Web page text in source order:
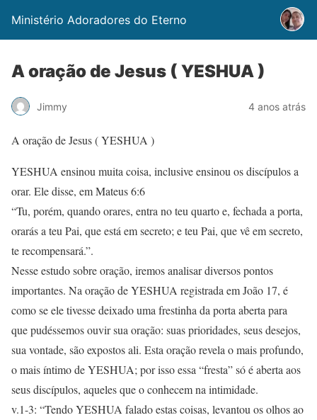
Ministério Adoradores do Eterno
A oração de Jesus ( YESHUA )
Jimmy 4 anos atrás
A oração de Jesus ( YESHUA )
YESHUA ensinou muita coisa, inclusive ensinou os discípulos a
orar. Ele disse, em Mateus 6:6
“Tu, porém, quando orares, entra no teu quarto e, fechada a porta,
orarás a teu Pai, que está em secreto; e teu Pai, que vê em secreto,
te recompensará.”.
Nesse estudo sobre oração, iremos analisar diversos pontos
importantes. Na oração de YESHUA registrada em João 17, é
como se ele tivesse deixado uma frestinha da porta aberta para
que pudéssemos ouvir sua oração: suas prioridades, seus desejos,
sua vontade, são expostos ali. Esta oração revela o mais profundo,
o mais íntimo de YESHUA; por isso essa “fresta” só é aberta aos
seus discípulos, aqueles que o conhecem na intimidade.
v.1-3: “Tendo YESHUA falado estas coisas, levantou os olhos ao